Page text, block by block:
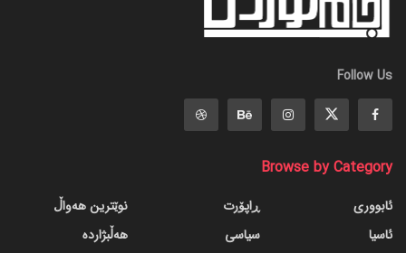
Follow Us
Browse by Category
ئابووری
ئاسیا
ڕاپۆرت
سیاسی
نوێترین هەواڵ
هەڵبژاردە